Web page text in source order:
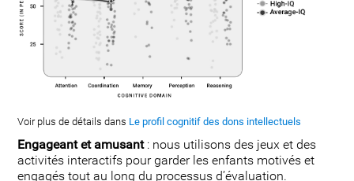
Voir plus de détails dans Le profil cognitif des dons intellectuels
Engageant et amusant: nous utilisons des jeux et des
activités interactifs pour garder les enfants motivés et
engagés tout au long du processus d’évaluation.